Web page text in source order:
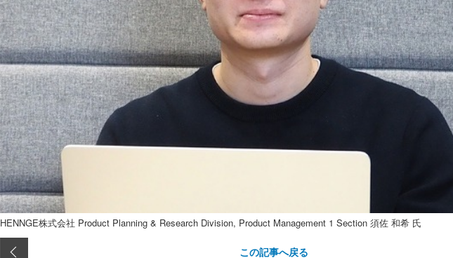
HENNGE株式会社 Product Planning & Research Division, Product Management 1 Section 須佐 和希 氏
この記事へ戻る